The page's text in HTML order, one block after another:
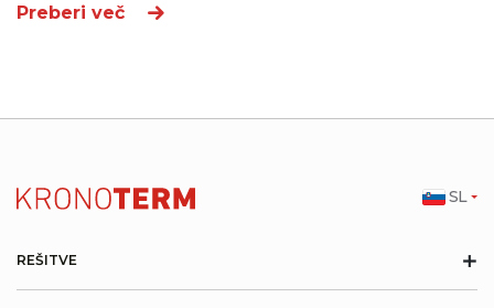
Preberi več
REŠITVE +
SL